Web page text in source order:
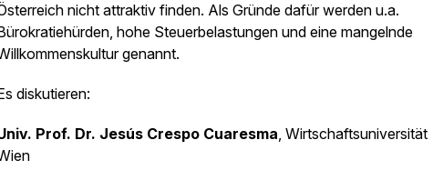
nicht attraktiv finden. Als Gründe dafür werden u.a.
hohe Steuerbelastungen und eine mangelnde
genannt.
diskutieren:
Prof. Dr. Jesús Crespo Cuaresma, Wirtschaftsuniversität